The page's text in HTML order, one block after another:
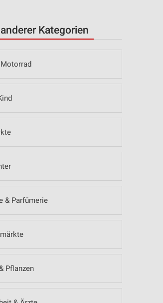
Kategorien
& Parfümerie
Pflanzen